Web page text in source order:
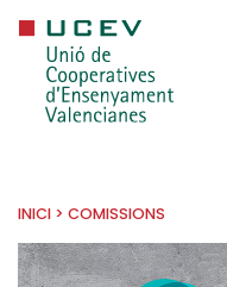
INICI > COMISSIONS